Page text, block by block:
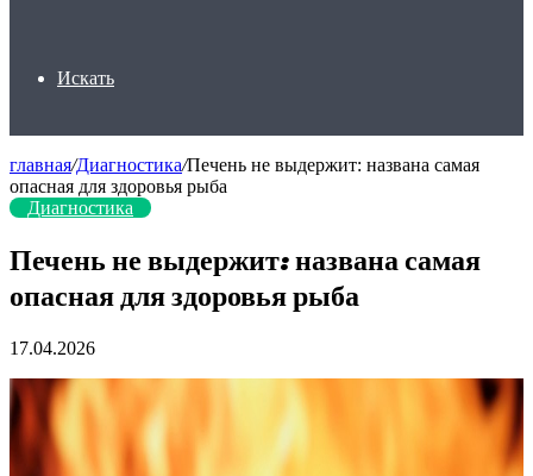
Искать
главная/Диагностика/Печень не выдержит: названа самая
опасная для здоровья рыба
Диагностика
Печень не выдержит: названа самая
опасная для здоровья рыба
17.04.2026